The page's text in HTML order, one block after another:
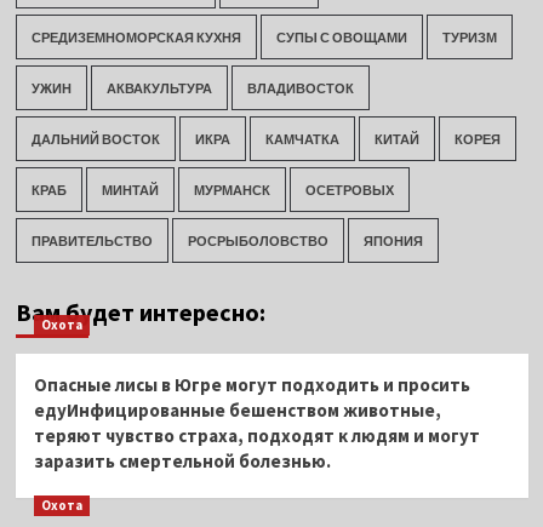
СРЕДИЗЕМНОМОРСКАЯ КУХНЯ СУПЫ С ОВОЩАМИ ТУРИЗМ
УЖИН АКВАКУЛЬТУРА ВЛАДИВОСТОК
ДАЛЬНИЙ ВОСТОК ИКРА КАМЧАТКА КИТАЙ КОРЕЯ
КРАБ МИНТАЙ МУРМАНСК ОСЕТРОВЫХ
ПРАВИТЕЛЬСТВО РОСРЫБОЛОВСТВО ЯПОНИЯ
Вам будет интересно:
Охота
Опасные лисы в Югре могут подходить и просить
едуИнфицированные бешенством животные,
теряют чувство страха, подходят к людям и могут
заразить смертельной болезнью.
Охота